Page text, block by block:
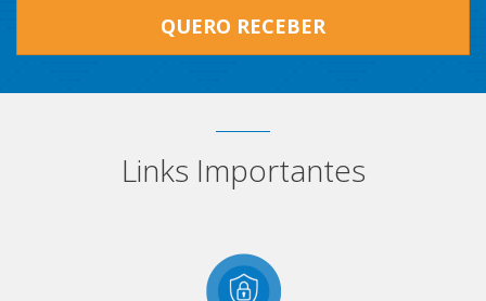
QUERO RECEBER
Links Importantes